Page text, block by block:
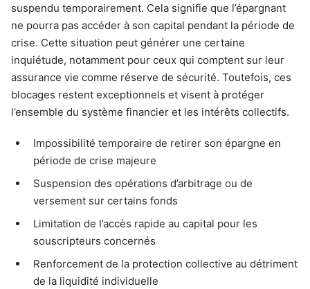
suspendu temporairement. Cela signifie que l’épargnant
ne pourra pas accéder à son capital pendant la période de
crise. Cette situation peut générer une certaine
inquiétude, notamment pour ceux qui comptent sur leur
assurance vie comme réserve de sécurité. Toutefois, ces
blocages restent exceptionnels et visent à protéger
l’ensemble du système financier et les intérêts collectifs.
Impossibilité temporaire de retirer son épargne en
période de crise majeure
Suspension des opérations d’arbitrage ou de
versement sur certains fonds
Limitation de l’accès rapide au capital pour les
souscripteurs concernés
Renforcement de la protection collective au détriment
de la liquidité individuelle